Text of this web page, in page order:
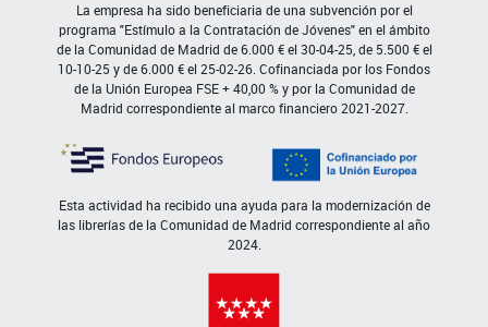
La empresa ha sido beneficiaria de una subvención por el
programa "Estímulo a la Contratación de Jóvenes" en el ámbito
de la Comunidad de Madrid de 6.000 € el 30-04-25, de 5.500 € el
10-10-25 y de 6.000 € el 25-02-26. Cofinanciada por los Fondos
de la Unión Europea FSE + 40,00 % y por la Comunidad de
Madrid correspondiente al marco financiero 2021-2027.
Esta actividad ha recibido una ayuda para la modernización de
las librerías de la Comunidad de Madrid correspondiente al año
2024.